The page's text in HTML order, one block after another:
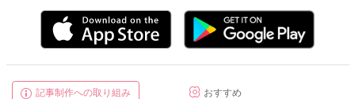
記事制作への取り組み
おすすめ